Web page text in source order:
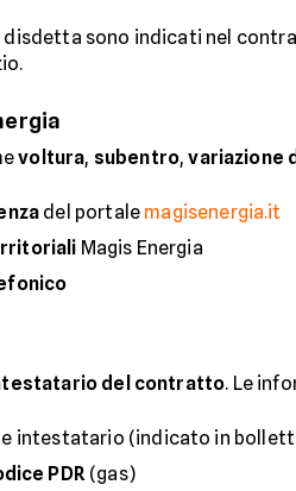
disdetta sono indicati nel
voltura, subentro,variazione
del portale magisenergia.it
Magis Energia
del contratto. Le
intestatario (indicato in
PDR(gas)